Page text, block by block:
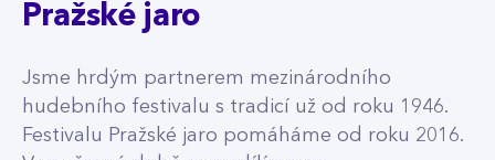
Pražské jaro
Jsme hrdým partnerem mezinárodního
hudebního festivalu s tradicí už od roku 1946.
Festivalu Pražské jaro pomáháme od roku 2016.